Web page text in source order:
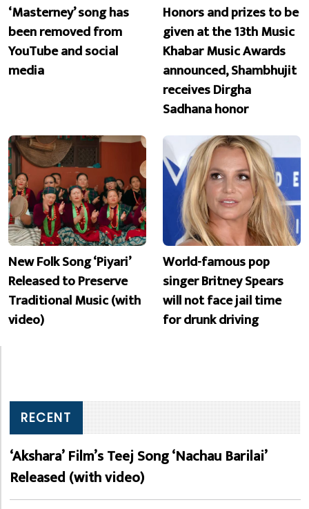
‘Masterney’ song has
been removed from
YouTube and social
media
Honors and prizes to be
given at the 13th Music
Khabar Music Awards
announced, Shambhujit
receives Dirgha
Sadhana honor
New Folk Song ‘Piyari’
Released to Preserve
Traditional Music (with
video)
World-famous pop
singer Britney Spears
will not face jail time
for drunk driving
RECENT
‘Akshara’ Film’s Teej Song ‘Nachau Barilai’
Released (with video)